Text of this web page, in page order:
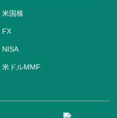
米国株
FX
NISA
米ドルMMF